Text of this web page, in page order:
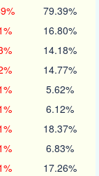
79.39%
16.80%
14.18%
14.77%
5.62%
6.12%
18.37%
6.83%
17.26%